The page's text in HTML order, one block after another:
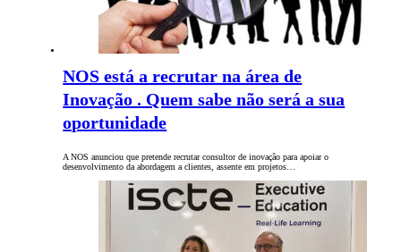
NOS está a recrutar na área de
Inovação . Quem sabe não será a sua
oportunidade
A NOS anunciou que pretende recrutar consultor de inovação para apoiar o
desenvolvimento da abordagem a clientes, assente em projetos…